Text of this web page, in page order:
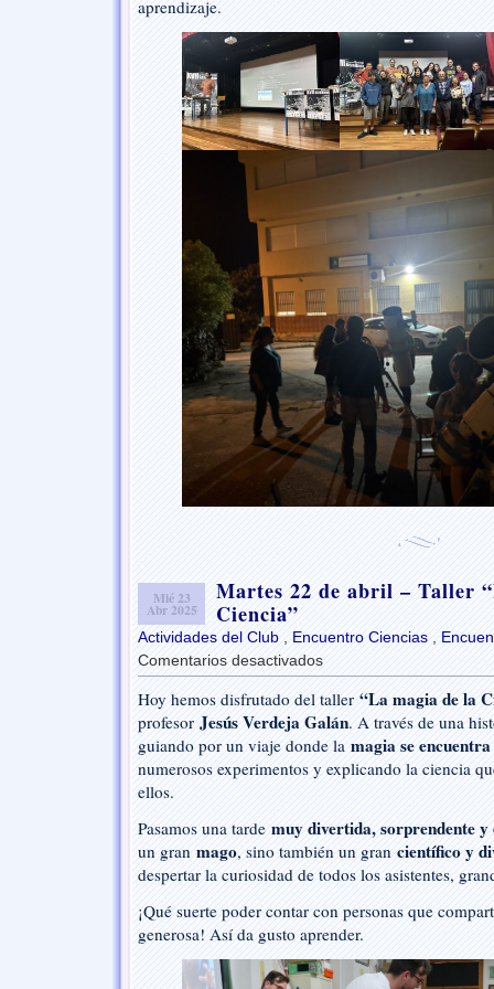
aprendizaje.
Mié 23
Abr 2025
Martes 22 de abril – Taller
Ciencia”
Actividades del Club Encuentro Ciencias
Comentarios desactivadosen
Martes
22
de
Taller
de
la
Ciencia”
Hoy hemos disfrutado del taller “La magia de la
profesor Jesús Verdeja Galán. A través de una
guiando por un viaje donde la magia se
numerosos experimentos y explicando la ciencia
ellos.
Pasamos una tarde muy divertida, sorprendente y
un gran mago, sino también un gran científico y
despertar la curiosidad de todos los asistentes,
¡Qué suerte poder contar con personas que
generosa! Así da gusto aprender.